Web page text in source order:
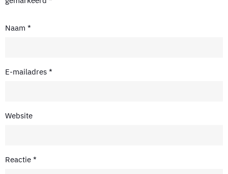
Naam *
E-mailadres *
Website
Reactie *